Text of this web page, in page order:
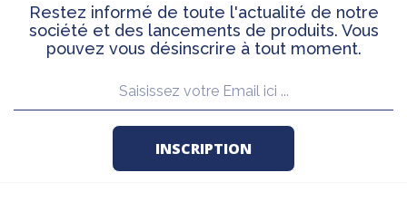
Restez informé de toute l'actualité de notre
société et des lancements de produits. Vous
pouvez vous désinscrire à tout moment.